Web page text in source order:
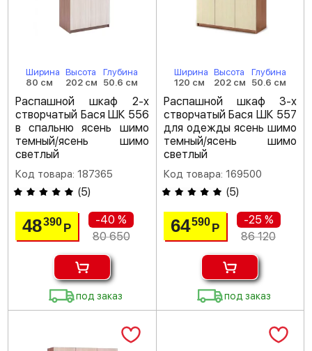
Ширина
80 см
Высота
202 см
Глубина
50.6 см
Распашной шкаф 2-х
створчатый Бася ШК 556
в спальню ясень шимо
темный/ясень шимо
светлый
Код товара: 187365
(5)
48390Р
-40 %
80 650
под заказ
Ширина
120 см
Высота
202 см
Глубина
50.6 см
Распашной шкаф 3-х
створчатый Бася ШК 557
для одежды ясень шимо
темный/ясень шимо
светлый
Код товара: 169500
(5)
64590 Р
-25 %
86 120
под заказ